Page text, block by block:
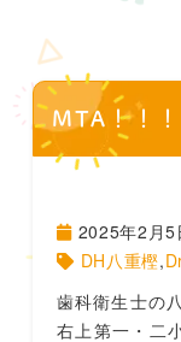
MTA！！！
2025年2月5
DH八重樫,
歯科衛生士の
右上第一・二